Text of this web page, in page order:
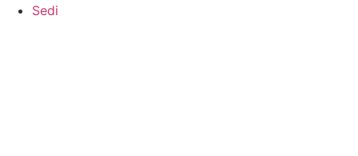
Sedi